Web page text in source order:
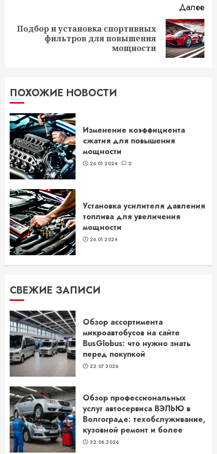
Далее
Следующая
Подбор и установка спортивных
фильтров для повышения
мощности
ПОХОЖИЕ НОВОСТИ
Изменение коэффициента
сжатия для повышения
мощности
26.01.2024 2
Установка усилителя давления
топлива для увеличения
мощности
26.01.2024
СВЕЖИЕ ЗАПИСИ
Обзор ассортимента
микроавтобусов на сайте
BusGlobus: что нужно знать
перед покупкой
22.07.2026
Обзор профессиональных
услуг автосервиса ВЭЛЬЮ в
Волгограде: техобслуживание,
кузовной ремонт и более
22.06.2026